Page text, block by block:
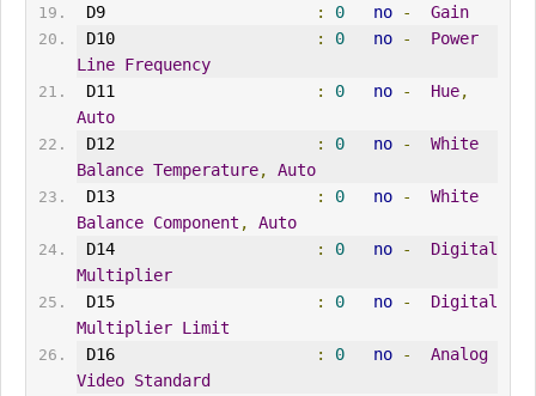
D9
: 0 no -
Gain
D10
: 0 no -
Power
Line Frequency
D11
: 0 no - Hue,
Auto
D12
: 0 no -
White
Balance Temperature,
Auto
D13
: 0 no -
White
Balance Component ,
Auto
D14
: 0 no -
Digital
Multiplier
D15
: 0 no -
Digital
Multiplier Limit
D16
: 0 no -
Analog
Video Standard